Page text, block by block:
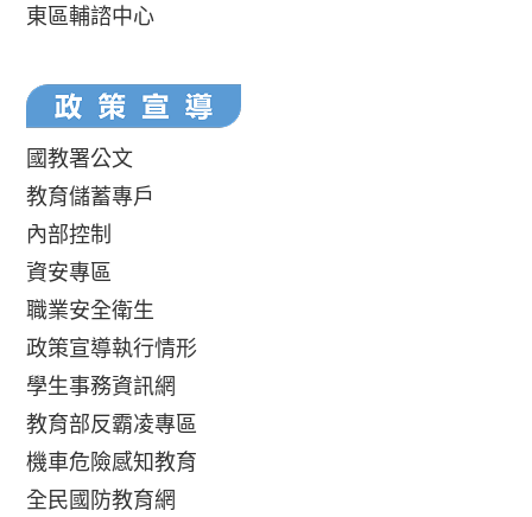
東區輔諮中心
國教署公文
教育儲蓄專戶
內部控制
資安專區
職業安全衛生
政策宣導執行情形
學生事務資訊網
教育部反霸凌專區
機車危險感知教育
全民國防教育網